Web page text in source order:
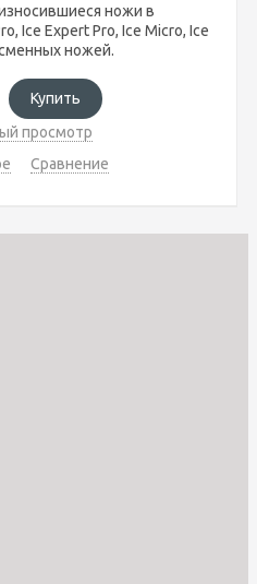
ножи в
Ice Expert Pro, Ice Micro, Ice
ножей.
Купить
просмотр
Сравнение